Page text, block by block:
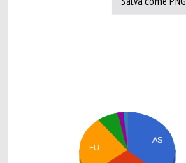
AS
EU